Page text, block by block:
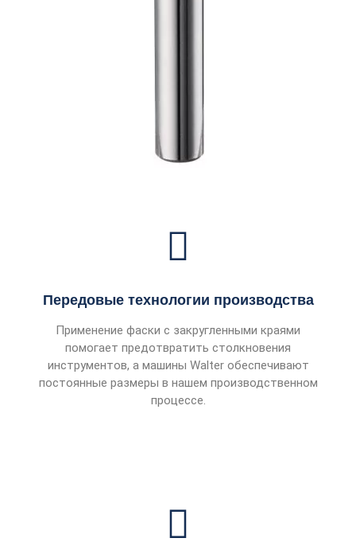
Передовые технологии производства
Применение фаски с закругленными краями
помогает предотвратить столкновения
инструментов, а машины Walter обеспечивают
постоянные размеры в нашем производственном
процессе.